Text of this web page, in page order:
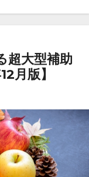
超大型補助
月版】